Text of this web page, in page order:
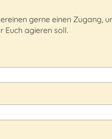
gerne einen Zugang,
Euch agieren soll.